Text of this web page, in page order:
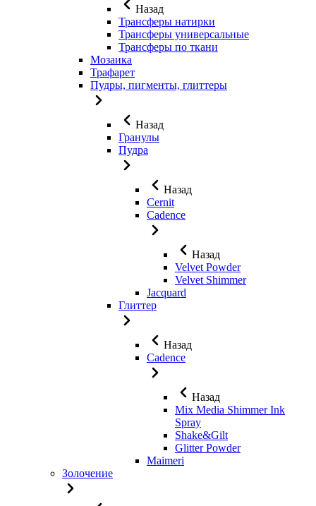
Назад
Трансферы натирки
Трансферы универсальные
Трансферы по ткани
Мозаика
Трафарет
Пудры, пигменты, глиттеры
Назад
Гранулы
Пудра
Назад
Cernit
Cadence
Назад
Velvet Powder
Velvet Shimmer
Jaсquard
Глиттер
Назад
Cadence
Назад
Mix Media Shimmer Ink
Spray
Shake&Gilt
Glitter Powder
Maimeri
Золочение